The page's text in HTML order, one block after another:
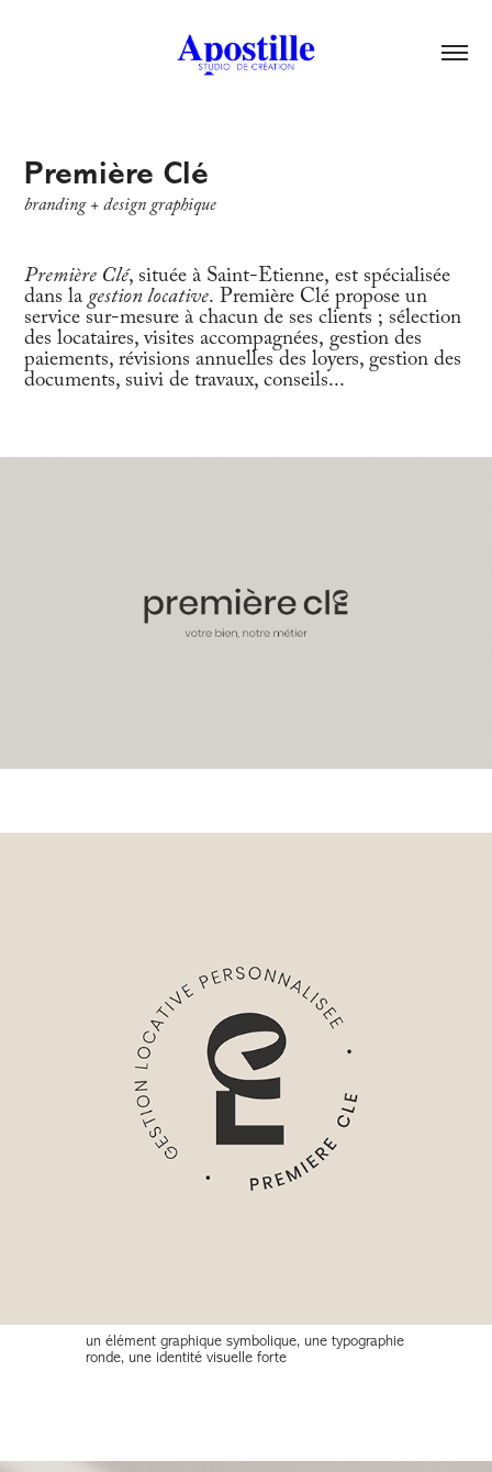
Première Clé
branding + design graphique
Première Clé, située à Saint-Etienne, est spécialisée
dans lagestion locative. Première Clé propose un
service sur-mesure à chacun de ses clients ; sélection
des locataires, visites accompagnées, gestion des
paiements, révisions annuelles des loyers, gestion des
documents, suivi de travaux, conseils...
un élément graphique symbolique, une typographie
ronde, une identité visuelle forte